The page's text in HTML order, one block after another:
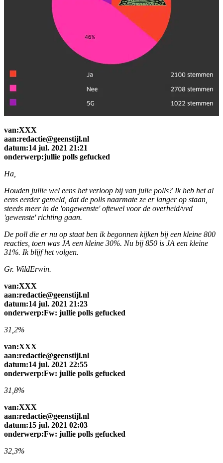
van:XXX
aan:redactie@geenstijl.nl
datum:14 jul. 2021 21:21
onderwerp:jullie polls gefucked
Ha,
Houden jullie wel eens het verloop bij van julie polls? Ik heb het al
eens eerder gemeld, dat de polls naarmate ze er langer op staan,
steeds meer in de 'ongewenste' oftewel voor de overheid/vvd
'gewenste' richting gaan.
De poll die er nu op staat ben ik begonnen kijken bij een kleine 800
reacties, toen was JA een kleine 30%. Nu bij 850 is JA een kleine
31%. Ik blijf het volgen.
Gr. WildErwin.
van:XXX
aan:redactie@geenstijl.nl
datum:14 jul. 2021 21:23
onderwerp:Fw: jullie polls gefucked
31,2%
van:XXX
aan:redactie@geenstijl.nl
datum:14 jul. 2021 22:55
onderwerp:Fw: jullie polls gefucked
31,8%
van:XXX
aan:redactie@geenstijl.nl
datum:15 jul. 2021 02:03
onderwerp:Fw: jullie polls gefucked
32,3%